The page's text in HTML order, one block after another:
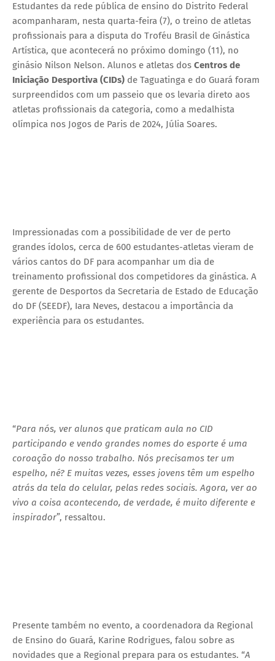
Estudantes da rede pública de ensino do Distrito Federal
acompanharam, nesta quarta-feira (7), o treino de atletas
profissionais para a disputa do Troféu Brasil de Ginástica
Artística, que acontecerá no próximo domingo (11), no
ginásio Nilson Nelson. Alunos e atletas dos Centros de
Iniciação Desportiva (CIDs) de Taguatinga e do Guará foram
surpreendidos com um passeio que os levaria direto aos
atletas profissionais da categoria, como a medalhista
olímpica nos Jogos de Paris de 2024, Júlia Soares.
Impressionadas com a possibilidade de ver de perto
grandes ídolos, cerca de 600 estudantes-atletas vieram de
vários cantos do DF para acompanhar um dia de
treinamento profissional dos competidores da ginástica. A
gerente de Desportos da Secretaria de Estado de Educação
do DF (SEEDF), Iara Neves, destacou a importância da
experiência para os estudantes.
“Para nós, ver alunos que praticam aula no CID
participando e vendo grandes nomes do esporte é uma
coroação do nosso trabalho. Nós precisamos ter um
espelho, né? E muitas vezes, esses jovens têm um espelho
atrás da tela do celular, pelas redes sociais. Agora, ver ao
vivo a coisa acontecendo, de verdade, é muito diferente e
inspirador”, ressaltou.
Presente também no evento, a coordenadora da Regional
de Ensino do Guará, Karine Rodrigues, falou sobre as
novidades que a Regional prepara para os estudantes. “A